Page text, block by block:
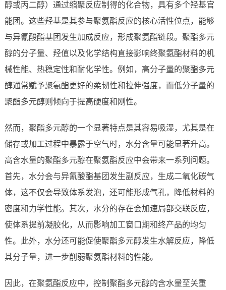
醇或丙二醇）通过缩聚反应制得的化合物，具有多个羟基官
能团。这些羟基是其参与聚氨酯反应的核心活性位点，能够
与异氰酸酯基团发生加成反应，形成聚氨酯链段。聚酯多元
醇的分子量、羟值以及化学结构直接影响终聚氨酯材料的机
械性能、热稳定性和耐化学性。例如，高分子量的聚酯多元
醇通常赋予聚氨酯更好的柔韧性和拉伸强度，而低分子量的
聚酯多元醇则倾向于提高硬度和刚性。
然而，聚酯多元醇的一个显著特点是其容易吸湿，尤其是在
储存或加工过程中暴露于空气时，水分含量可能显著升高。
高含水量的聚酯多元醇在聚氨酯反应中会带来一系列问题。
首先，水分会与异氰酸酯基团发生副反应，生成二氧化碳气
体，这不仅会导致体系发泡，还可能形成气孔，降低材料的
密度和力学性能。其次，水分的存在会加速局部交联反应，
使体系提前凝胶化，从而影响加工窗口期和终产品的均匀
性。此外，水分还可能促使聚酯多元醇发生水解反应，降低
其分子量，进一步削弱聚氨酯材料的性能。
因此，在聚氨酯反应中，控制聚酯多元醇的含水量至关重